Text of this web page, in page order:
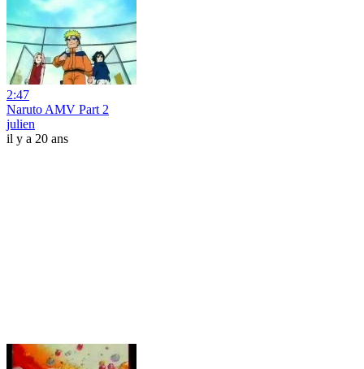
2:47
Naruto AMV Part 2
julien
il y a 20 ans